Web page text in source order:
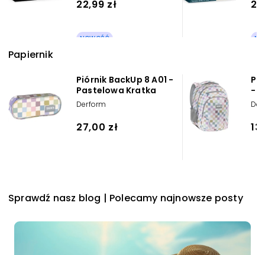
22,99 zł
NOWOŚĆ
Papiernik
Piórnik BackUp 8 A01 -
Pastelowa Kratka
Derform
27,00 zł
-
Sprawdź nasz blog | Polecamy najnowsze posty
LINK